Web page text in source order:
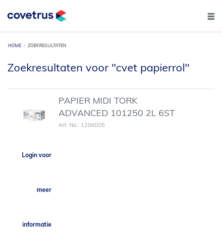
HOME ZOEKRESULTATEN
Zoekresultaten voor "cvet papierrol"
PAPIER MIDI TORK
ADVANCED 101250 2L 6ST
Art. No.: 1206005
Login voor
meer
informatie